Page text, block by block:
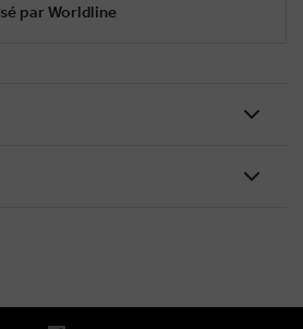
par Worldline